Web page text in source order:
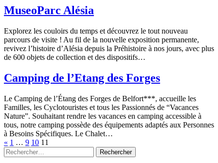
MuseoParc Alésia
Explorez les couloirs du temps et découvrez le tout nouveau
parcours de visite ! Au fil de la nouvelle exposition permanente,
revivez l’histoire d’Alésia depuis la Préhistoire à nos jours, avec plus
de 600 objets de collection et des dispositifs…
Camping de l’Etang des Forges
Le Camping de l’Étang des Forges de Belfort***, accueille les
Familles, les Cyclotouristes et tous les Passionnés de “Vacances
Nature”. Souhaitant rendre les vacances en camping accessible à
tous, notre camping possède des équipements adaptés aux Personnes
à Besoins Spécifiques. Le Chalet…
« Page
précédente
1 … 9 10 11
Rechercher :